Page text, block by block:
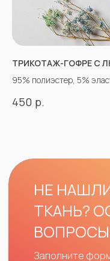
ТРИКОТАЖ-ГОФРЕ С
95% полиэстер, 5%
450 р.